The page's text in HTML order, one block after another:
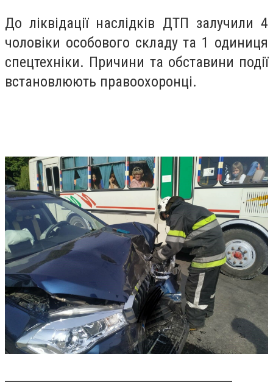
До ліквідації наслідків ДТП залучили 4
чоловіки особового складу та 1 одиниця
спецтехніки. Причини та обставини події
встановлюють правоохоронці.